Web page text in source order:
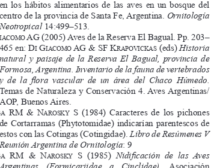
en  los  hábitos  alimentarios  de  las  aves  en  un  bosque  del
centro de la provincia de Santa Fe, Argentina.
Ornitología
Neotropical 14:499–513.
i A C o M o Ag (2005) Aves de la Reserva El Bagual. Pp. 203–
465 en: Di gi A C o M o Ag & sf Kr A P o v i C K A s (eds) Historia
natural y paisaje de la Reserva El Bagual, provincia de
Formosa, Argentina. Inventario de la fauna de vertebrados
y  de  la  flora  vascular  de  un  área  del  Chaco  Húmedo.
Temas de Naturaleza y Conservación 4. Aves Argentinas/
AOP, Buenos Aires.
  rM  &
n A r o s K y
  S  (1984)  Caracteres  de  los  pichones
de Cortarramas (Phytotomidae) indicarían parentescos de
estos con las Cotingas (Cotingidae). Libro de Resúmenes V
Reunión Argentina de Ornitología: 9
  rM  &
n A r o s K y
  S  (1985)
Nidificación  de  las  Aves
Argentinas
(Formicariidae   a   Cinclidae) .   Asociación